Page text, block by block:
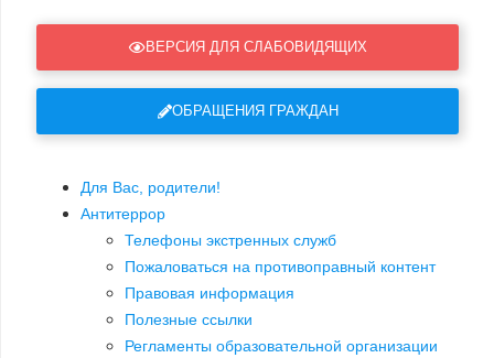
ВЕРСИЯ ДЛЯ СЛАБОВИДЯЩИХ
ОБРАЩЕНИЯ ГРАЖДАН
Для Вас, родители!
Антитеррор
Телефоны экстренных служб
Пожаловаться на противоправный контент
Правовая информация
Полезные ссылки
Регламенты образовательной организации